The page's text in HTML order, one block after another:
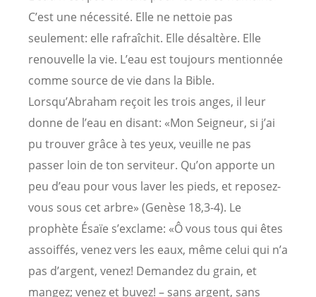
C’est une nécessité. Elle ne nettoie pas
seulement: elle rafraîchit. Elle désaltère. Elle
renouvelle la vie. L’eau est toujours mentionnée
comme source de vie dans la Bible.
Lorsqu’Abraham reçoit les trois anges, il leur
donne de l’eau en disant: «Mon Seigneur, si j’ai
pu trouver grâce à tes yeux, veuille ne pas
passer loin de ton serviteur. Qu’on apporte un
peu d’eau pour vous laver les pieds, et reposez-
vous sous cet arbre» (Genèse 18,3-4). Le
prophète Ésaïe s’exclame: «Ô vous tous qui êtes
assoiffés, venez vers les eaux, même celui qui n’a
pas d’argent, venez! Demandez du grain, et
mangez; venez et buvez! – sans argent, sans